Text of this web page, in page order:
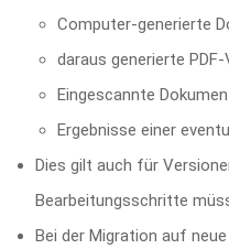
Computer-generierte
daraus generierte
Eingescannte
Ergebnisse einer
Dies gilt auch für
Bearbeitungsschritte
Bei der Migration auf